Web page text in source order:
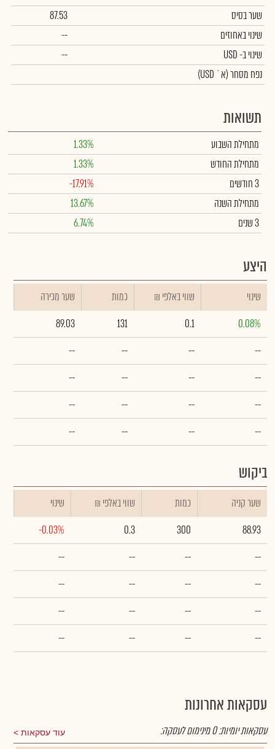
שער בסיס
87.53
שינוי באחוזים
--
שינויב- USD
--
נפח מסחר(א` USD)
תשואות
מתחילת השבוע
1.33%
מתחילת החודש
1.33%
3 חודשים
-17.91%
מתחילת השנה
13.67%
3 שנים
6.74%
היצע
שינוי ₪ שווי באלפי כמות
שער מכירה
0.08%
0.1
131
89.03
--
--
--
--
--
--
--
--
--
--
--
--
--
--
--
--
ביקוש
שער קניה כמות ₪ שווי באלפי
שינוי
88.93
300
0.3
-0.03%
--
--
--
--
--
--
--
--
--
--
--
--
--
--
--
--
עסקאות אחרונות
עוד עסקאות עסקאות יומיות:0מינימום לעסקה: